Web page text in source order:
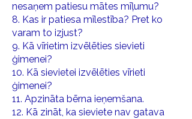
nesaņem patiesu mātes mīļumu?
8. Kas ir patiesa mīlestība? Pret ko
varam to izjust?
9. Kā vīrietim izvēlēties sievieti
ģimenei?
10. Kā sievietei izvēlēties vīrieti
ģimenei?
11. Apzināta bērna ieņemšana.
12. Kā zināt, ka sieviete nav gatava